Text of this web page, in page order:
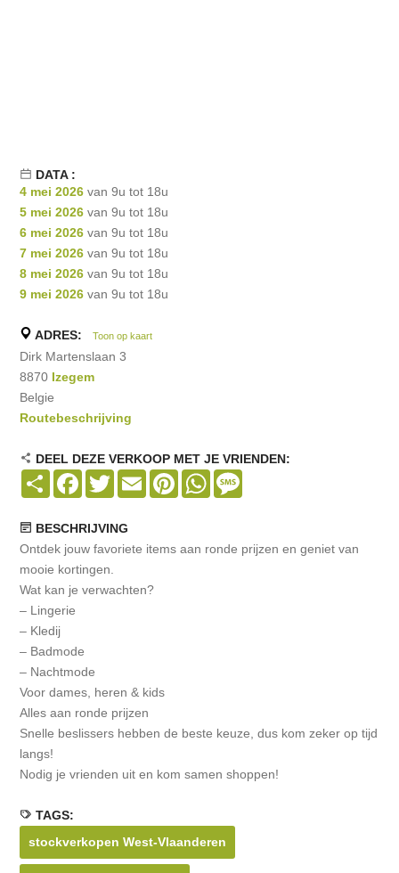
DATA :
4 mei 2026 van 9u tot 18u
5 mei 2026 van 9u tot 18u
6 mei 2026 van 9u tot 18u
7 mei 2026 van 9u tot 18u
8 mei 2026 van 9u tot 18u
9 mei 2026 van 9u tot 18u
ADRES: Toon op kaart
Dirk Martenslaan 3
8870 Izegem
Belgie
Routebeschrijving
DEEL DEZE VERKOOP MET JE VRIENDEN:
Share Facebook
TwitterEmail PinterestWhatsApp
BESCHRIJVING
Ontdek jouw favoriete items aan ronde prijzen en geniet van
mooie kortingen.
Wat kan je verwachten?
– Lingerie
– Kledij
– Badmode
– Nachtmode
Voor dames, heren & kids
Alles aan ronde prijzen
Snelle beslissers hebben de beste keuze, dus kom zeker op tijd
langs!
Nodig je vrienden uit en kom samen shoppen!
TAGS:
stockverkopen West-Vlaanderen